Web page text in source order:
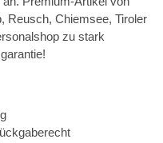
Reusch, Chiemsee, Tiroler
zu stark